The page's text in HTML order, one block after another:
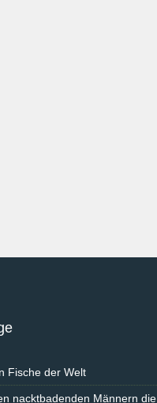
Fische der Welt
nacktbadenden Männern die